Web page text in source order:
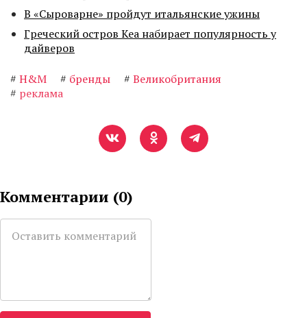
В «Сыроварне» пройдут итальянские ужины
Греческий остров Кеа набирает популярность у
дайверов
# H&M # бренды # Великобритания
# реклама
Комментарии (0)